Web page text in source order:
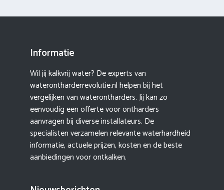
Informatie
Wil jij kalkvrij water? De experts van
waterontharderrevolutie.nl helpen bij het
vergelijken van waterontharders. Jij kan zo
eenvoudig een offerte voor ontharders
aanvragen bij diverse installateurs. De
specialisten verzamelen relevante waterhardheid
informatie, actuele prijzen, kosten en de beste
aanbiedingen voor ontkalken.